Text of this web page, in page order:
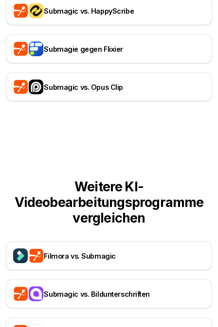
Submagic vs. HappyScribe
Submagie gegen Flixier
Submagic vs. Opus Clip
Weitere KI-
Videobearbeitungsprogramme
vergleichen
Filmora vs. Submagic
Submagic vs. Bildunterschriften